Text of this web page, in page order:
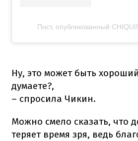
Пост, опубликованный
Ну, это может быть
думаете?,
– спросила Чикин.
Можно смело сказать, что
теряет время зря, ведь